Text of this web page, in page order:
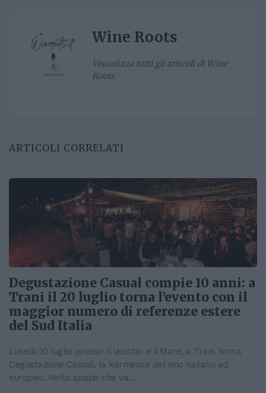
Wine Roots
Visualizza tutti gli articoli di Wine
Roots
ARTICOLI CORRELATI
Degustazione Casual compie 10 anni: a
Trani il 20 luglio torna l’evento con il
maggior numero di referenze estere
del Sud Italia
Lunedì 20 luglio presso Il Vecchio e il Mare, a Trani, torna
Degustazione Casual, la kermesse del vino italiano ed
europeo. Nello spazio che va...